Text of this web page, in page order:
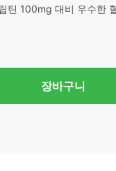
틴 100mg 대비 우수한
장바구니